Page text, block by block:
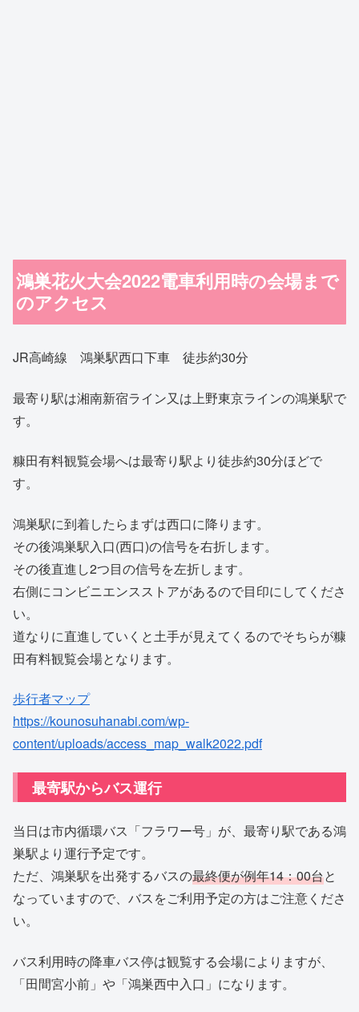
鴻巣花火大会2022電車利用時の会場まで
のアクセス
JR高崎線 鴻巣駅西口下車 徒歩約30分
最寄り駅は湘南新宿ライン又は上野東京ラインの鴻巣駅で
す。
糠田有料観覧会場へは最寄り駅より徒歩約30分ほどで
す。
鴻巣駅に到着したらまずは西口に降ります。
その後鴻巣駅入口(西口)の信号を右折します。
その後直進し2つ目の信号を左折します。
右側にコンビニエンスストアがあるので目印にしてくださ
い。
道なりに直進していくと土手が見えてくるのでそちらが糠
田有料観覧会場となります。
歩行者マップ
https://kounosuhanabi.com/wp-
content/uploads/access_map_walk2022.pdf
最寄駅からバス運行
当日は市内循環バス「フラワー号」が、最寄り駅である鴻
巣駅より運行予定です。
ただ、鴻巣駅を出発するバスの最終便が例年14：00台と
なっていますので、バスをご利用予定の方はご注意くださ
い。
バス利用時の降車バス停は観覧する会場によりますが、
「田間宮小前」や「鴻巣西中入口」になります。